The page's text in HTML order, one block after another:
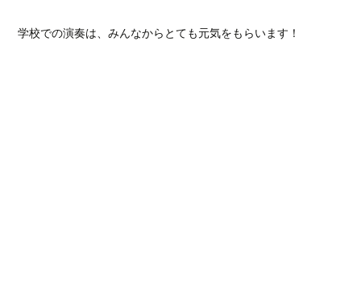
学校での演奏は、みんなからとても元気をもらいます！